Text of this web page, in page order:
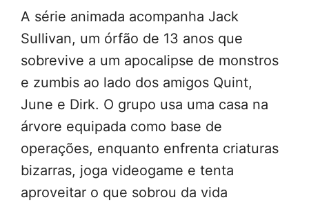
A série animada acompanha Jack
Sullivan, um órfão de 13 anos que
sobrevive a um apocalipse de monstros
e zumbis ao lado dos amigos Quint,
June e Dirk. O grupo usa uma casa na
árvore equipada como base de
operações, enquanto enfrenta criaturas
bizarras, joga videogame e tenta
aproveitar o que sobrou da vida